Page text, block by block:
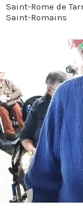
Saint-Rome de
Saint-Romains